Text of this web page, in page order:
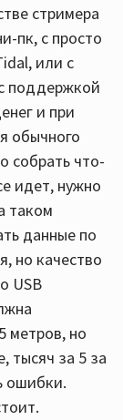
стримера
пк, с просто
или с
поддержкой
и при
обычного
собрать что-
идет, нужно
таком
данные по
но качество
USB
метров, но
тысяч за 5 за
ошибки.